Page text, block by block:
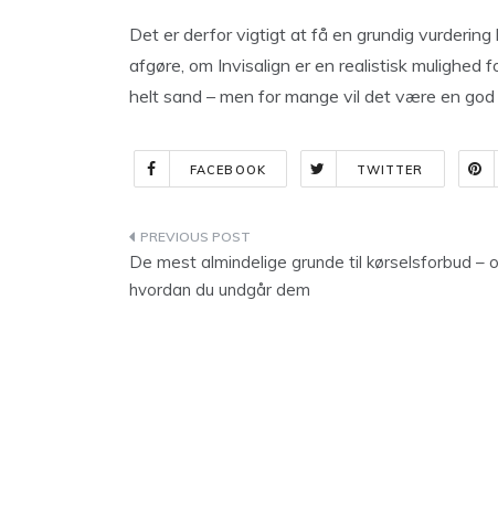
Det er derfor vigtigt at få en grundig
afgøre, om Invisalign er en realistisk mulighed
helt sand – men for mange vil det være en god
FACEBOOK TWITTER
Indlægsnavigation
De mest almindelige grunde til kørselsforbud –
hvordan du undgår dem